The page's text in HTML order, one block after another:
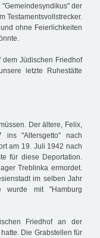
der
Testamentsvollstrecker.
ohne Feierlichkeiten
Jüdischen Friedhof
letzte Ruhestätte
Der ältere, Felix,
"Altersgetto" nach
am 19. Juli 1942 nach
für diese Deportation.
Treblinka ermordet.
im selben Jahr
wurde mit "Hamburg
Friedhof an der
Die Grabstellen für